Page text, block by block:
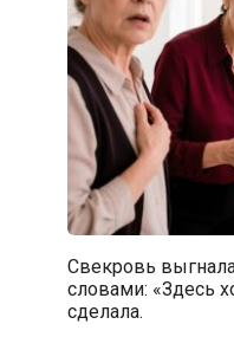
Свекровь
словами: «Здесь
сделала.